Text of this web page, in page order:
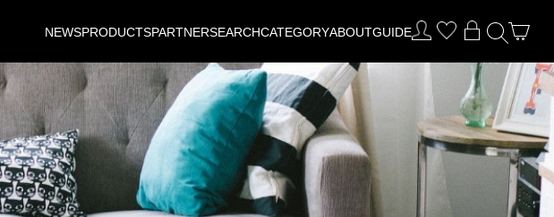
NEWSPRODUCTSPARTNERSEARCHCATEGORYABOUTGUIDE